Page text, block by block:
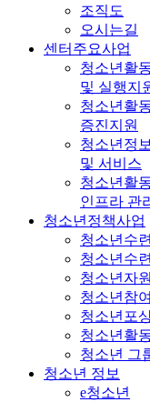
조직도
오시는길
센터주요사업
청소년활
및 실행지
청소년활
증진지원
청소년정
및 서비스
청소년활
인프라 관
청소년정책사업
청소년수
청소년수
청소년자
청소년참
청소년포
청소년활
청소년 그
청소년 정보
e청소년